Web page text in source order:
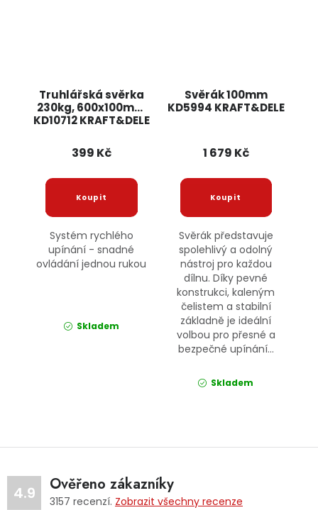
Truhlářská svěrka
230kg, 600x100mm
KD10712 KRAFT&DELE
399 Kč
Systém rychlého
upínání - snadné
ovládání jednou rukou
Skladem
Svěrák 100mm
KD5994 KRAFT&DELE
1 679 Kč
Svěrák představuje
spolehlivý a odolný
nástroj pro každou
dílnu. Díky pevné
konstrukci, kaleným
čelistem a stabilní
základně je ideální
volbou pro přesné a
bezpečné upínání...
Skladem
4.9 Ověřeno zákazníky
3157 recenzí. Zobrazit všechny recenze